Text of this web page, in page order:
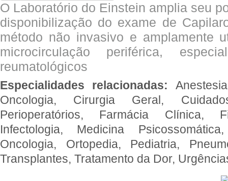
O Laboratório do Einstein amplia seu
disponibilização do exame de
método não invasivo e amplamente
microcirculação periférica,
reumatológicos
Especialidades relacionadas:
Oncologia, Cirurgia Geral,
Perioperatórios, Farmácia Clínica,
Infectologia, Medicina
Oncologia, Ortopedia, Pediatria,
Transplantes, Tratamento da Dor,